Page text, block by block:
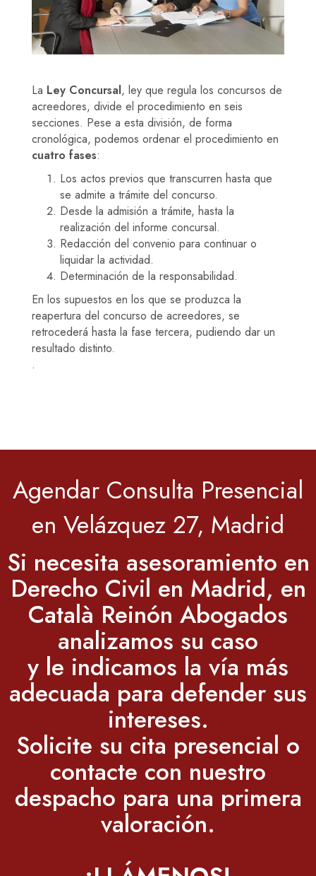
La Ley Concursal, ley que regula los concursos de
acreedores, divide el procedimiento en seis
secciones. Pese a esta división, de forma
cronológica, podemos ordenar el procedimiento en
cuatro fases:
Los actos previos que transcurren hasta que
se admite a trámite del concurso.
Desde la admisión a trámite, hasta la
realización del informe concursal.
Redacción del convenio para continuar o
liquidar la actividad.
Determinación de la responsabilidad.
En los supuestos en los que se produzca la
reapertura del concurso de acreedores, se
retrocederá hasta la fase tercera, pudiendo dar un
resultado distinto.
.
Agendar Consulta Presencial
en Velázquez 27, Madrid
Si necesita asesoramiento en
Derecho Civil en Madrid, en
Català Reinón Abogados
analizamos su caso
y le indicamos la vía más
adecuada para defender sus
intereses.
Solicite su cita presencial o
contacte con nuestro
despacho para una primera
valoración.